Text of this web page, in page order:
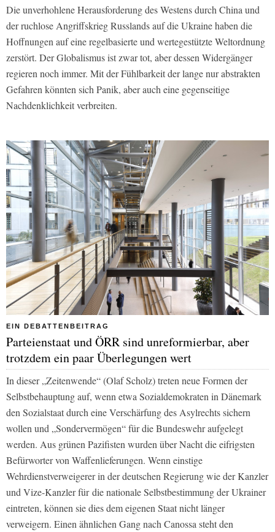
Die unverhohlene Herausforderung des Westens durch China und
der ruchlose Angriffskrieg Russlands auf die Ukraine haben die
Hoffnungen auf eine regelbasierte und wertegestützte Weltordnung
zerstört. Der Globalismus ist zwar tot, aber dessen Widergänger
regieren noch immer. Mit der Fühlbarkeit der lange nur abstrakten
Gefahren könnten sich Panik, aber auch eine gegenseitige
Nachdenklichkeit verbreiten.
EIN DEBATTENBEITRAG
Parteienstaat und ÖRR sind unreformierbar, aber
trotzdem ein paar Überlegungen wert
In dieser „Zeitenwende“ (Olaf Scholz) treten neue Formen der
Selbstbehauptung auf, wenn etwa Sozialdemokraten in Dänemark
den Sozialstaat durch eine Verschärfung des Asylrechts sichern
wollen und „Sondervermögen“ für die Bundeswehr aufgelegt
werden. Aus grünen Pazifisten wurden über Nacht die eifrigsten
Befürworter von Waffenlieferungen. Wenn einstige
Wehrdienstverweigerer in der deutschen Regierung wie der Kanzler
und Vize-Kanzler für die nationale Selbstbestimmung der Ukrainer
eintreten, können sie dies dem eigenen Staat nicht länger
verweigern. Einen ähnlichen Gang nach Canossa steht den